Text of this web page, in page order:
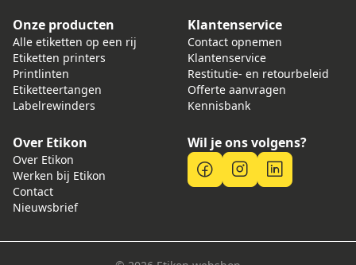
Onze producten
Alle etiketten op een rij
Etiketten printers
Printlinten
Etiketteertangen
Labelrewinders
Klantenservice
Contact opnemen
Klantenservice
Restitutie- en retourbeleid
Offerte aanvragen
Kennisbank
Over Etikon
Over Etikon
Werken bij Etikon
Contact
Nieuwsbrief
Wil je ons volgens?